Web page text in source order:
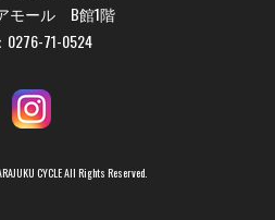
モール B館1階
0276-71-0524
CYCLE All Rights Reserved.